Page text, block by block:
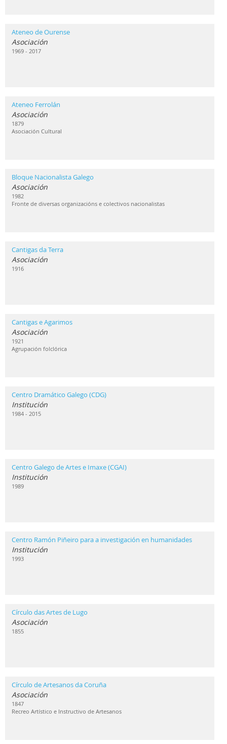
Ateneo de Ourense
Asociación
1969 - 2017
Ateneo Ferrolán
Asociación
1879
Asociación Cultural
Bloque Nacionalista Galego
Asociación
1982
Fronte de diversas organizacións e colectivos nacionalistas
Cantigas da Terra
Asociación
1916
Cantigas e Agarimos
Asociación
1921
Agrupación folclórica
Centro Dramático Galego (CDG)
Institución
1984 - 2015
Centro Galego de Artes e Imaxe (CGAI)
Institución
1989
Centro Ramón Piñeiro para a investigación en humanidades
Institución
1993
Círculo das Artes de Lugo
Asociación
1855
Círculo de Artesanos da Coruña
Asociación
1847
Recreo Artístico e Instructivo de Artesanos